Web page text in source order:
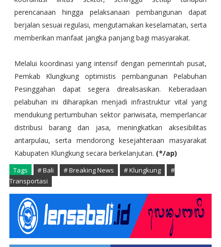
perencanaan hingga pelaksanaan pembangunan dapat
berjalan sesuai regulasi, mengutamakan keselamatan, serta
memberikan manfaat jangka panjang bagi masyarakat.
Melalui koordinasi yang intensif dengan pemerintah pusat,
Pemkab Klungkung optimistis pembangunan Pelabuhan
Pesinggahan dapat segera direalisasikan. Keberadaan
pelabuhan ini diharapkan menjadi infrastruktur vital yang
mendukung pertumbuhan sektor pariwisata, memperlancar
distribusi barang dan jasa, meningkatkan aksesibilitas
antarpulau, serta mendorong kesejahteraan masyarakat
Kabupaten Klungkung secara berkelanjutan. (*/ap)
Tags # Bali # Breaking News # Klungkung
#
Transportasi